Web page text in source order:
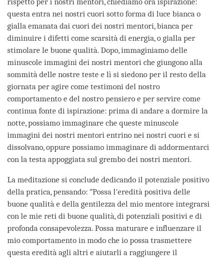
questa entra nei nostri cuori sotto forma di luce bianca o
gialla emanata dai cuori dei nostri mentori, bianca per
diminuire i difetti come scarsità di energia, o gialla per
stimolare le buone qualità. Dopo, immaginiamo delle
minuscole immagini dei nostri mentori che giungono alla
sommità delle nostre teste e lì si siedono per il resto della
giornata per agire come testimoni del nostro
comportamento e del nostro pensiero e per servire come
continua fonte di ispirazione: prima di andare a dormire la
notte, possiamo immaginare che queste minuscole
immagini dei nostri mentori entrino nei nostri cuori e si
dissolvano, oppure possiamo immaginare di addormentarci
con la testa appoggiata sul grembo dei nostri mentori.
La meditazione si conclude dedicando il potenziale positivo
della pratica, pensando: “Possa l'eredità positiva delle
buone qualità e della gentilezza del mio mentore integrarsi
con le mie reti di buone qualità, di potenziali positivi e di
profonda consapevolezza. Possa maturare e influenzare il
mio comportamento in modo che io possa trasmettere
questa eredità agli altri e aiutarli a raggiungere il